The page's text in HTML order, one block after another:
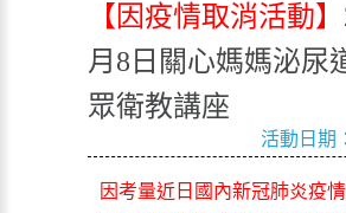
【因疫情取消活動】
月8日關心媽媽泌尿
眾衛教講座
活動日期
因考量近日國內新冠肺炎疫